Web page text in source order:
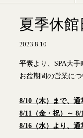
夏季休
2023.8.10
平素より、SPA大
お盆期間の営業に
8/10 （木）まで、
8/11 （金・祝）～
8/16 （水） より、通